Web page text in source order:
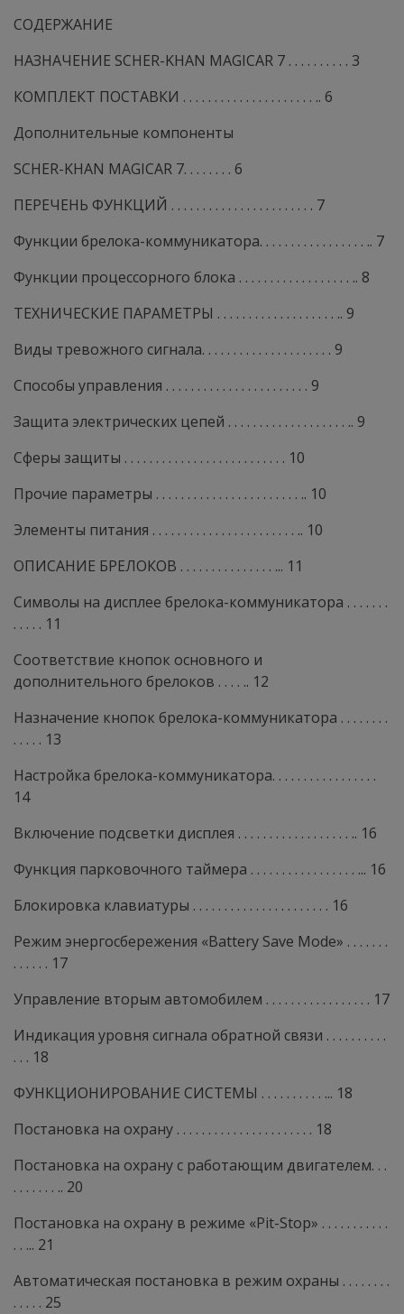
СОДЕРЖАНИЕ
НАЗНАЧЕНИЕ SCHER-KHAN MAGICAR 7 . . . . . . . . . . 3
КОМПЛЕКТ ПОСТАВКИ . . . . . . . . . . . . . . . . . . . . . .. 6
Дополнительные компоненты
SCHER-KHAN MAGICAR 7. . . . . . . . 6
ПЕРЕЧЕНЬ ФУНКЦИЙ . . . . . . . . . . . . . . . . . . . . . . . 7
Функции брелока-коммуникатора. . . . . . . . . . . . . . . . . .. 7
Функции процессорного блока . . . . . . . . . . . . . . . . . . .. 8
ТЕХНИЧЕСКИЕ ПАРАМЕТРЫ . . . . . . . . . . . . . . . . . . . .. 9
Виды тревожного сигнала. . . . . . . . . . . . . . . . . . . . . 9
Способы управления . . . . . . . . . . . . . . . . . . . . . . . 9
Защита электрических цепей . . . . . . . . . . . . . . . . . . . .. 9
Сферы защиты . . . . . . . . . . . . . . . . . . . . . . . . . . 10
Прочие параметры . . . . . . . . . . . . . . . . . . . . . . . .. 10
Элементы питания . . . . . . . . . . . . . . . . . . . . . . . .. 10
ОПИСАНИЕ БРЕЛОКОВ . . . . . . . . . . . . . . . ... 11
Символы на дисплее брелока-коммуникатора . . . . . . .
. . . . . 11
Соответствие кнопок основного и
дополнительного брелоков . . . . .. 12
Назначение кнопок брелока-коммуникатора . . . . . . . .
. . . . . 13
Настройка брелока-коммуникатора. . . . . . . . . . . . . . . . .
14
Включение подсветки дисплея . . . . . . . . . . . . . . . . . . .. 16
Функция парковочного таймера . . . . . . . . . . . . . . . . . ... 16
Блокировка клавиатуры . . . . . . . . . . . . . . . . . . . . . . 16
Режим энергосбережения «Battery Save Mode» . . . . . . .
. . . . . . 17
Управление вторым автомобилем . . . . . . . . . . . . . . . . . 17
Индикация уровня сигнала обратной связи . . . . . . . . . .
. . . 18
ФУНКЦИОНИРОВАНИЕ СИСТЕМЫ . . . . . . . . . . ... 18
Постановка на охрану . . . . . . . . . . . . . . . . . . . . . . 18
Постановка на охрану с работающим двигателем. . .
. . . . . . . .. 20
Постановка на охрану в режиме «Pit-Stop» . . . . . . . . . . .
. . ... 21
Автоматическая постановка в режим охраны . . . . . . . .
. . . . . 25